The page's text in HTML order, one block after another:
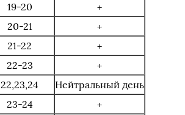
19-20
+
20-21
+
21-22
+
22-23
+
22,23,24
Нейтральный день
23-24
+